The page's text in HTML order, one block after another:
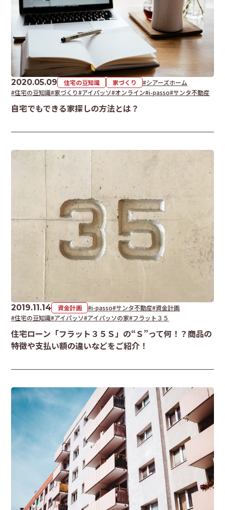
2020.05.09 住宅の豆知識 家づくり
#シアーズホーム
#住宅の豆知識#家づくり#アイパッソ#オンライン#i-passo#サンタ不動産
自宅でもできる家探しの方法とは？
2019.11.14 資金計画 #i-passo#サンタ不動産#資金計画
#住宅の豆知識#アイパッソ#アイパッソの家#フラット３５
住宅ローン「フラット３５Ｓ」の“Ｓ”って何！？商品の
特徴や支払い額の違いなどをご紹介！